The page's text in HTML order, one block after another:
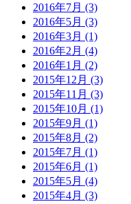
2016年7月 (3)
2016年5月 (3)
2016年3月 (1)
2016年2月 (4)
2016年1月 (2)
2015年12月 (3)
2015年11月 (3)
2015年10月 (1)
2015年9月 (1)
2015年8月 (2)
2015年7月 (1)
2015年6月 (1)
2015年5月 (4)
2015年4月 (3)